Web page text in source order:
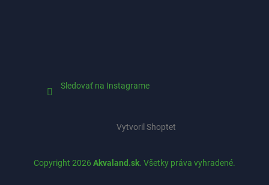
Sledovať na Instagrame
Vytvoril Shoptet
Copyright 2026 Akvaland.sk. Všetky práva vyhradené.